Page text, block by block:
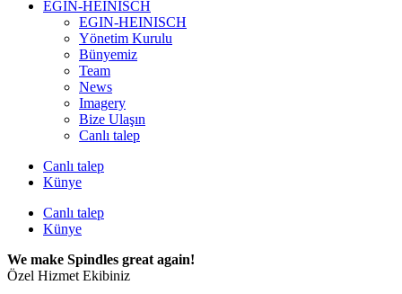
EGIN-HEINISCH
EGIN-HEINISCH
Yönetim Kurulu
Bünyemiz
Team
News
Imagery
Bize Ulaşın
Canlı talep
Canlı talep
Künye
Canlı talep
Künye
We make Spindles great again!
Özel Hizmet Ekibiniz